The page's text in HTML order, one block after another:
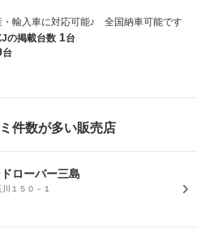
・輸入車に対応可能♪ 全国納車可能です
の掲載台数 1台
台
件数が多い販売店
ローバー三島
１５０－１